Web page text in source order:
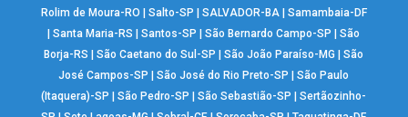
Rolim de Moura-RO
Salto-SP SALVADOR-BA| Samambaia-DF
|Santa Maria-RS |Santos-SP |São Bernardo Campo-SP |São
Borja-RS
|São Caetano do Sul-SP |São João Paraíso-MG |São
José Campos-SP
|São José do Rio Preto-SP |São Paulo
(Itaquera)-SP
|São Pedro-SP |São Sebastião-SP |Sertãozinho-